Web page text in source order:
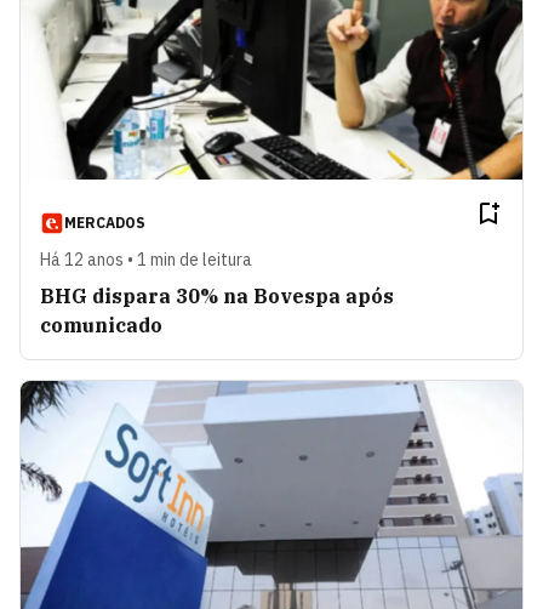
MERCADOS
Há 12 anos • 1 min de leitura
BHG dispara 30% na Bovespa após
comunicado